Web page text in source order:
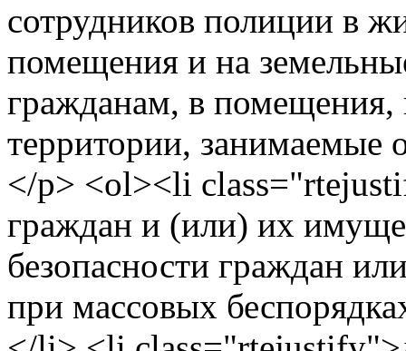
сотрудников полиции в
помещения и на
гражданам, в помещения,
территории, занимаемые
</p> <ol><li
граждан и (или) их
безопасности граждан
при массовых